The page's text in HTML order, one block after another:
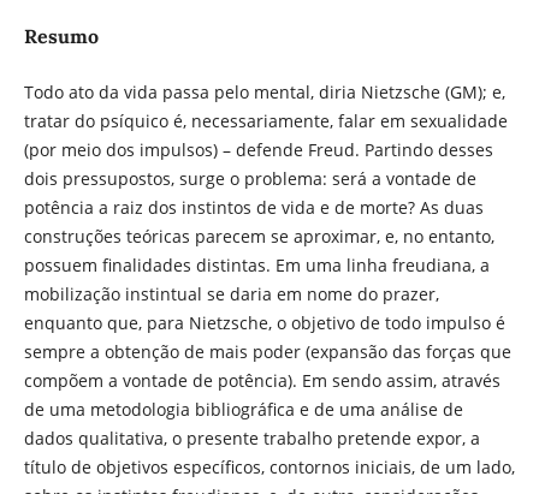
Resumo
Todo ato da vida passa pelo mental, diria Nietzsche (GM); e,
tratar do psíquico é, necessariamente, falar em sexualidade
(por meio dos impulsos) – defende Freud. Partindo desses
dois pressupostos, surge o problema: será a vontade de
potência a raiz dos instintos de vida e de morte? As duas
construções teóricas parecem se aproximar, e, no entanto,
possuem finalidades distintas. Em uma linha freudiana, a
mobilização instintual se daria em nome do prazer,
enquanto que, para Nietzsche, o objetivo de todo impulso é
sempre a obtenção de mais poder (expansão das forças que
compõem a vontade de potência). Em sendo assim, através
de uma metodologia bibliográfica e de uma análise de
dados qualitativa, o presente trabalho pretende expor, a
título de objetivos específicos, contornos iniciais, de um lado,